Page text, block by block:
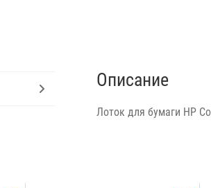
Описание
Лоток для бумаги HP